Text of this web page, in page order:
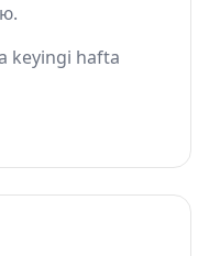
keyingi hafta